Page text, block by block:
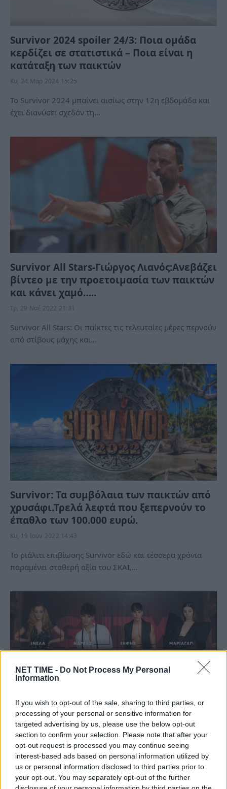
NET TIME - Do Not Process My Personal
Information
If you wish to opt-out of the sale, sharing to third parties, or
processing of your personal or sensitive information for
targeted advertising by us, please use the below opt-out
section to confirm your selection. Please note that after your
opt-out request is processed you may continue seeing
interest-based ads based on personal information utilized by
us or personal information disclosed to third parties prior to
your opt-out. You may separately opt-out of the further
Survivor 2024 spoiler 24/3: Ποια ομάδα
κερδίζει σε στατιστικά – Ποια είναι η
κατάταξη των παικτών
Κυ, 24 Μαρ 2024 15:25
Το Survivor 2024 μπαίνει αισίως στην 12η εβδομάδα και
έχει διανύσει σχεδόν τη…
Survivor All Stars-Γιώργος Λιανός:Ανεβάζει
βίντεο με την προετοιμασία των παικτών
και κάνει χαμό…..
Τρ, 29 Νοέ 2022 21:31
Survivor All Stars: Οι παίκτες τις τελευταίες μέρες περνούν
από στίβους μάχης και…
Survivor: Τα συμβόλαια των παικτών από
χρυσάφι.Τρελά λεφτά που ξεπερνούν το
έπαθλο των 100.000 ευρώ.
Κυ, 19 Ιούν 2022 14:43
Το ριάλιτι επιβίωσης Survivor εδώ και τέσσερα χρόνια
παραμένει σταθερή αξία του ΣΚΑΙ,…
GNTM 4: Εσπευσμένη μεταφορά των
παικτών λόγω φωτιάς
Πε, 5 Αυγ 2021 18:31
Οι καταστροφικές φωτιές που πλήττουν τη χώρα, τις
τελευταίες μέρες, χτύπησαν και την…